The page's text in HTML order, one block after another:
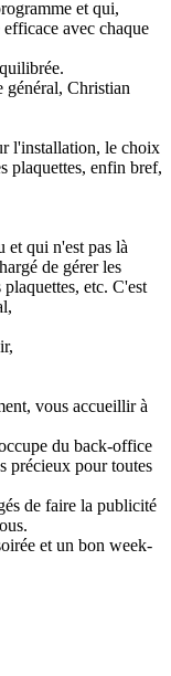
et qui,
avec chaque
général, Christian
l'installation, le choix
plaquettes, enfin bref,
et qui n'est pas là
de gérer les
etc. C'est
vous accueillir à
du back-office
précieux pour toutes
de faire la publicité
et un bon week-